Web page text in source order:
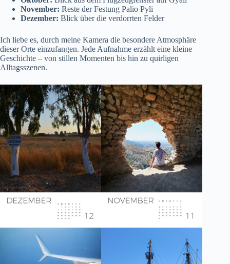
November: Reste der Festung Palio Pyli
Dezember: Blick über die verdorrten Felder
Ich liebe es, durch meine Kamera die besondere Atmosphäre
dieser Orte einzufangen. Jede Aufnahme erzählt eine kleine
Geschichte – von stillen Momenten bis hin zu quirligen
Alltagsszenen.